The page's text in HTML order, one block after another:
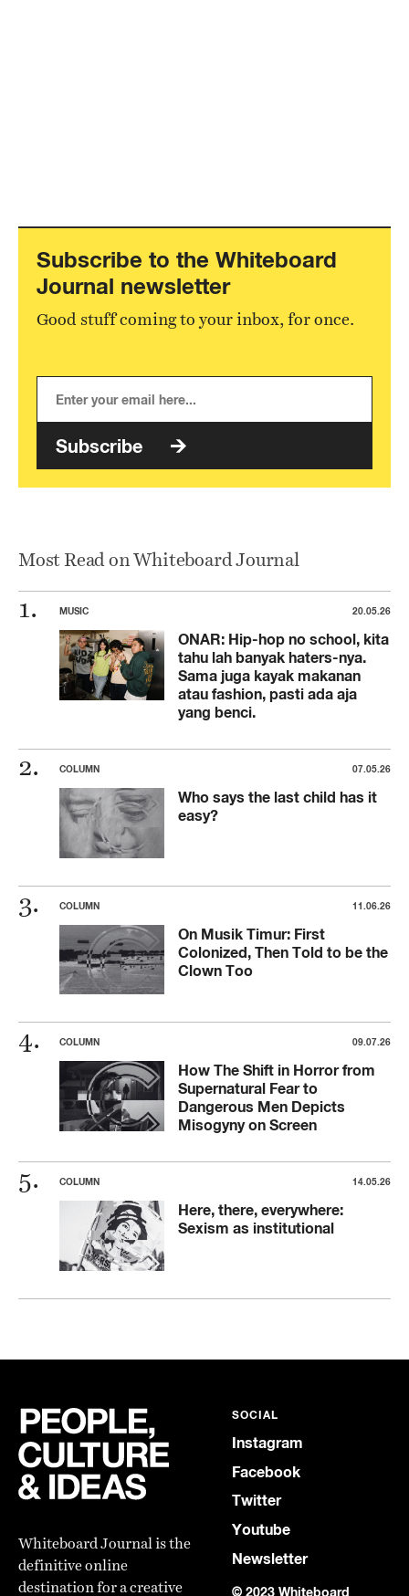
Subscribe to the Whiteboard
Journal newsletter
Good stuff coming to your inbox, for once.
Subscribe
Most Read on Whiteboard Journal
MUSIC 20.05.26
ONAR: Hip-hop no school, kita
tahu lah banyak haters-nya.
Sama juga kayak makanan
atau fashion, pasti ada aja
yang benci.
COLUMN 07.05.26
Who says the last child has it
easy?
COLUMN 11.06.26
On Musik Timur: First
Colonized, Then Told to be the
Clown Too
COLUMN 09.07.26
How The Shift in Horror from
Supernatural Fear to
Dangerous Men Depicts
Misogyny on Screen
COLUMN 14.05.26
Here, there, everywhere:
Sexism as institutional
Whiteboard Journal is the
definitive online
destination for a creative
SOCIAL
Instagram
Facebook
Twitter
Youtube
Newsletter
© 2023 Whiteboard